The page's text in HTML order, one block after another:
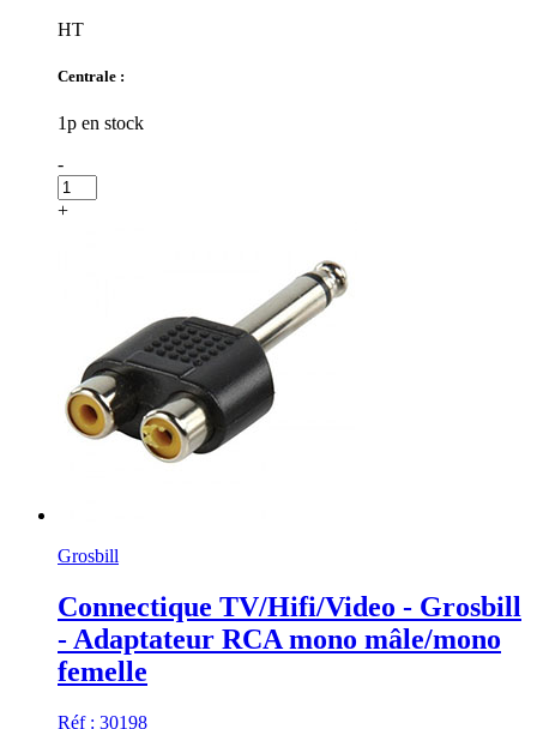
HT
Centrale :
1p en stock
-
+
Grosbill
Connectique TV/Hifi/Video - Grosbill
- Adaptateur RCA mono mâle/mono
femelle
Réf : 30198